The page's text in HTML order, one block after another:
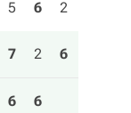
5 6 2
7 2 6
6 6